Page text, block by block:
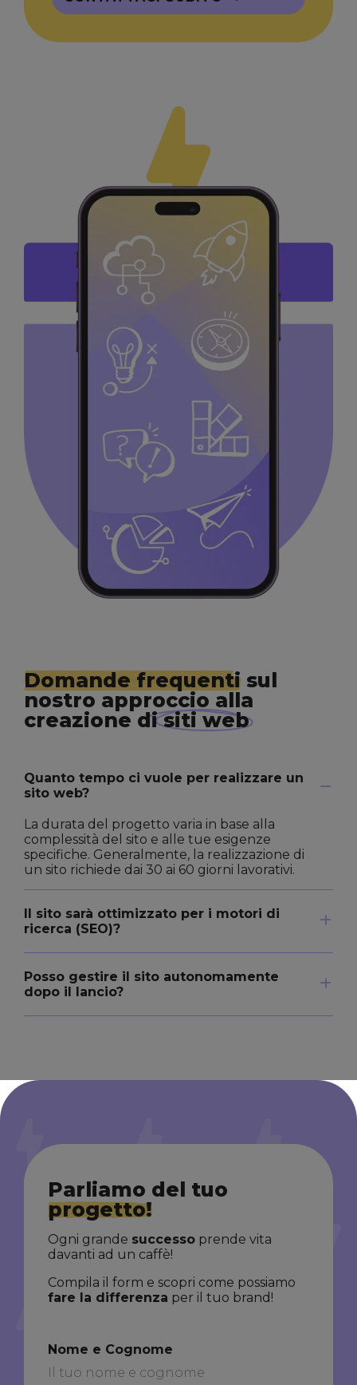
Domande frequenti sul
nostro approccio alla
creazione disiti web
Quanto tempo ci vuole per realizzare un
sito web?
La durata del progetto varia in base alla
complessità del sito e alle tue esigenze
specifiche. Generalmente, la realizzazione di
un sito richiede dai 30 ai 60 giorni lavorativi.
Il sito sarà ottimizzato per i motori di
ricerca (SEO)?
Posso gestire il sito autonomamente
dopo il lancio?
Parliamo del tuo
progetto!
Ogni grande successo prende vita
davanti ad un caffè!
Compila il form e scopri come possiamo
fare la differenza per il tuo brand!
Nome e Cognome